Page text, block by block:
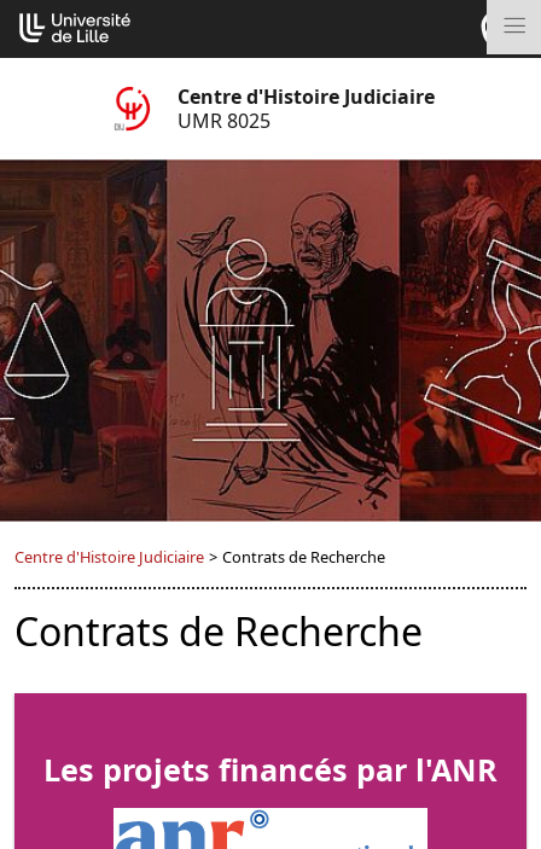
Aller
au
contenu
Centre d'Histoire Judiciaire
UMR 8025
Centre d'Histoire Judiciaire > Contrats de Recherche
Contrats de Recherche
Les projets financés par l'ANR
Cookies management panel